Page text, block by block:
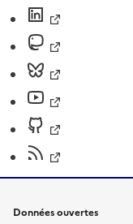
Données ouvertes